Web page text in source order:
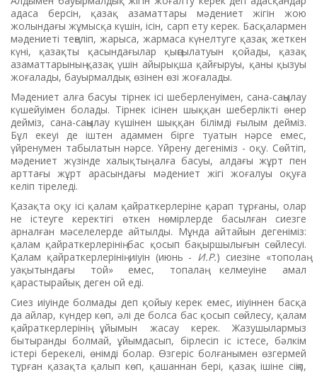
адаса берсін, қазақ азаматтары мәдениет жігін жою
жолындағы жұмысқа күшін, ісін, сарп ету керек. Басқалармен
мәдениеті теңеліп, жарыса, жармаса күнелтуге қазақ жеткен
күні, қазақты қасындағылар қыңсылатуын қойады, қазақ
азаматтарының қазақ үшін айырықша қайғыруы, қаны қызуы
жоғалады, бауырмалдық өзінен өзі жоғалады.
Мәдениет алға басуы тірнек ісі шеберленуімен, сана-саңылау
күшейуімен болады. Тірнек ісінен шыққан шеберлікті өнер
дейміз, сана-саңылау күшінен шыққан білімді ғылым дейміз.
Бұл екеуі де іштен адаммен бірге туатын нәрсе емес,
үйренумен табылатын нәрсе. Үйрену дегеніміз - оқу. Сөйтіп,
мәдениет жүзінде халықтың алға басуы, алдағы жұрт пен
арттағы жұрт арасындағы мәдениет жігі жоғалуы оқуға
келіп тіреледі.
Қазақта оқу ісі қалам қайраткерлеріне қарап тұрғаны, олар
не істеуге керектігі өткен нөмірлерде басылған сиезге
арналған мәселелерде айтылды. Мұнда айтайын дегеніміз:
қалам қайраткерлерінің бас қосып бақыршылығын сөйлесуі.
Қалам қайраткерлерінің иіуін (июнь - И.Р.) сиезіне «тополаң
уақытындағы той» емес, топалаң келмеуіне амал
қарастырайық деген ой еді.
Сиез иіуінде болмады деп қойыу керек емес, иіуіннен басқа
да айлар, күндер көп, әлі де болса бас қосып сөйлесу, қалам
қайраткерлерінің ұйымын жасау керек. Жазушылармыз
бытыранды болмай, ұйымдасып, бірлесіп іс істесе, бәлкім
істері берекелі, өнімді болар. Өзгеріс болғанымен өзгермей
тұрған қазақта қалып көп, қашаннан бері, қазақ ішіне сіңіп,